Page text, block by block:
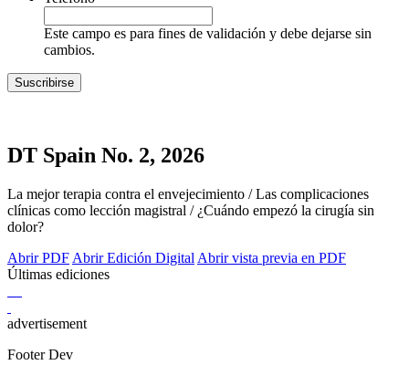
Este campo es para fines de validación y debe dejarse sin
cambios.
DT Spain No. 2, 2026
La mejor terapia contra el envejecimiento / Las complicaciones
clínicas como lección magistral / ¿Cuándo empezó la cirugía sin
dolor?
Abrir PDF Abrir Edición Digital Abrir vista previa en PDF
Últimas ediciones
advertisement
Footer Dev